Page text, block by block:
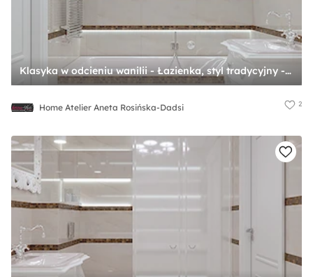
Klasyka w odcieniu wanilii - Łazienka, styl tradycyjny - zdjęcie od Home Atelier Aneta Rosińska-Dadsi
Home Atelier Aneta Rosińska-Dadsi 2